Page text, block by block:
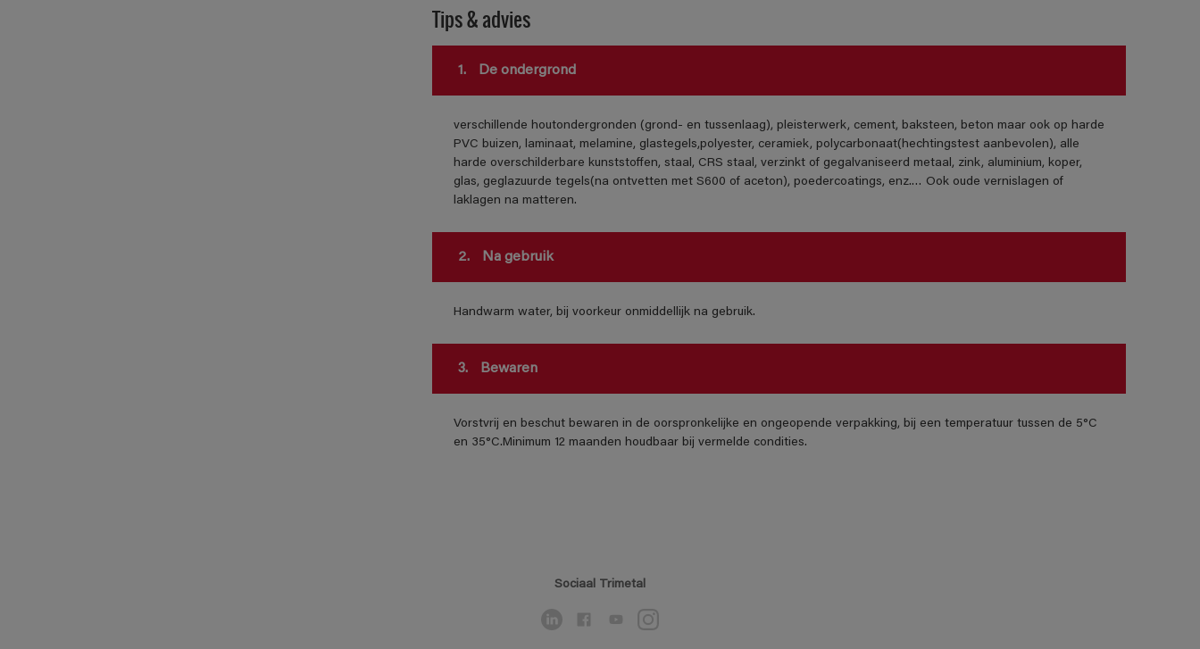
Tips & advies
1. De ondergrond
verschillende houtondergronden (grond- en tussenlaag), pleisterwerk, cement, baksteen, beton maar ook op harde
PVC buizen, laminaat, melamine, glastegels,polyester, ceramiek, polycarbonaat(hechtingstest aanbevolen), alle
harde overschilderbare kunststoffen, staal, CRS staal, verzinkt of gegalvaniseerd metaal, zink, aluminium, koper,
glas, geglazuurde tegels(na ontvetten met S600 of aceton), poedercoatings, enz.… Ook oude vernislagen of
laklagen na matteren.
2. Na gebruik
Handwarm water, bij voorkeur onmiddellijk na gebruik.
3. Bewaren
Vorstvrij en beschut bewaren in de oorspronkelijke en ongeopende verpakking, bij een temperatuur tussen de 5°C
en 35°C.Minimum 12 maanden houdbaar bij vermelde condities.
Sociaal Trimetal